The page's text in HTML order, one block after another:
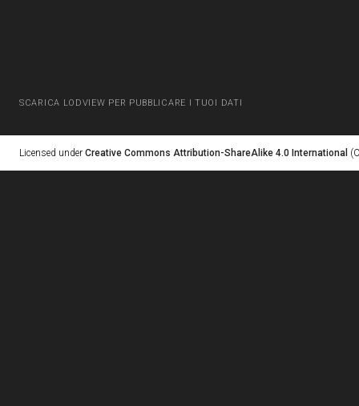
SCARICA LODVIEW PER PUBBLICARE I TUOI DATI
Licensed under Creative Commons Attribution-ShareAlike 4.0 International